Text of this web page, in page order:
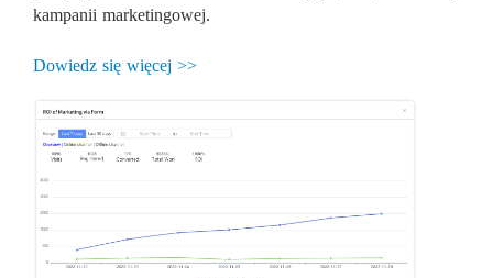
kampanii marketingowej.
Dowiedz się więcej >>